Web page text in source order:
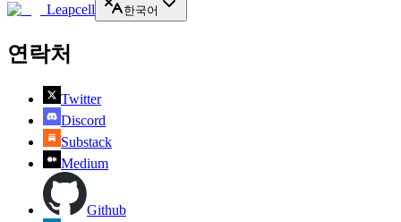
Leapcell 한국어
연락처
Twitter
Discord
Substack
Medium
Github